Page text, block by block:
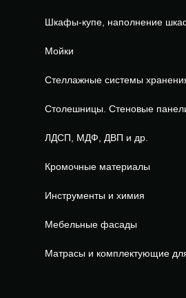
Шкафы-купе, наполнение
Мойки
Стеллажные системы
Столешницы. Стеновые
ЛДСП, МДФ, ДВП и др.
Кромочные материалы
Инструменты и химия
Мебельные фасады
Матрасы и комплектующие